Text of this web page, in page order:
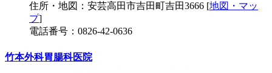
住所・地図：安芸高田市吉田町吉田3666 [地図・マッ
プ]
電話番号：0826-42-0636
竹本外科胃腸科医院